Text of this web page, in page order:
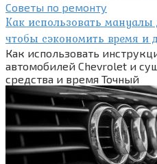
Советы по ремонту
Как использовать
чтобы сэкономить время и
Как использовать
автомобилей Chevrolet и
средства и время Точный